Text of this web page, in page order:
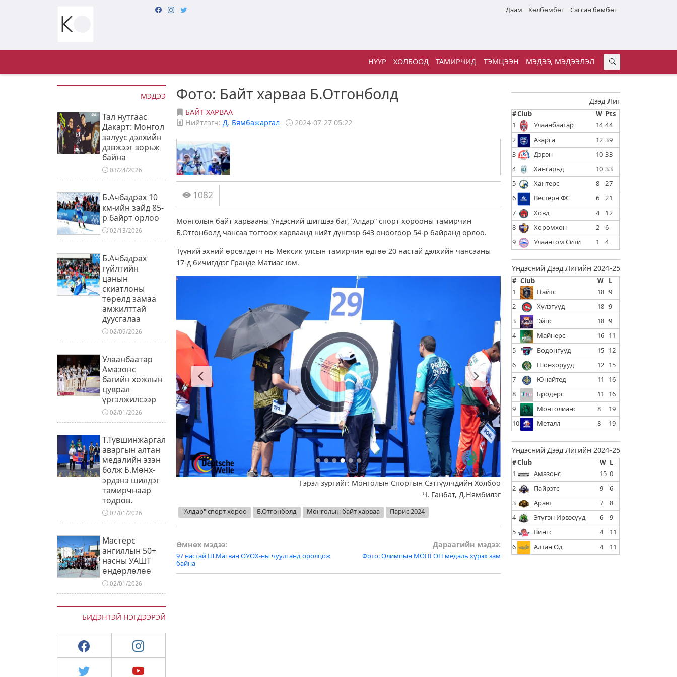
Даам Хөлбөмбөг Сагсан бөмбөг
НҮҮР ХОЛБООД ТАМИРЧИД ТЭМЦЭЭН МЭДЭЭ, МЭДЭЭЛЭЛ
МЭДЭЭ
Тал нутгаас
Дакарт: Монгол
залуус дэлхийн
дэвжээг зорьж
байна
03/24/2026
Б.Ачбадрах 10
км-ийн зайд 85-
р байрт орлоо
02/13/2026
Б.Ачбадрах
гүйлтийн
цанын
скиатлоны
төрөлд замаа
амжилттай
дуусгалаа
02/09/2026
Улаанбаатар
Амазонс
багийн хожлын
цуврал
үргэлжилсээр
02/01/2026
Т.Түвшинжаргал
аваргын алтан
медалийн эзэн
болж Б.Мөнх-
эрдэнэ шилдэг
тамирчнаар
тодров.
02/01/2026
Мастерс
ангиллын 50+
насны УАШТ
өндөрлөлөө
02/01/2026
БИДЭНТЭЙ НЭГДЭЭРЭЙ
Фото: Байт харваа Б.Отгонболд
БАЙТ ХАРВАА
Нийтлэгч:Д. Бямбажаргал 2024-07-27 05:22
1082
Монголын байт харвааны Үндэсний шигшээ баг, “Алдар” спорт хорооны тамирчин
Б.Отгонболд чансаа тогтоох харваанд нийт дүнгээр 643 оноогоор 54-р байранд орлоо.
Түүний эхний өрсөлдөгч нь Мексик улсын тамирчин өдгөө 20 настай дэлхийн чансааны
17-д бичигддэг Гранде Матиас юм.
Гэрэл зургийг: Монголын Спортын Сэтгүүлчдийн Холбоо
Ч. Ганбат, Д.Нямбилэг
"Алдар" спорт хороо Б.Отгонболд Монголын байт харваа Парис 2024
Post
navigation
Өмнөх мэдээ:
97 настай Ш.Магван ОУОХ-ны чуулганд оролцож
байна
Дараагийн мэдээ:
Фото: Олимпын МӨНГӨН медаль хүрэх зам
Дээд Лиг
#Club W Pts
1
Улаанбаатар 14 44
2
Азарга 12 39
3
Дэрэн 10 33
4
Хангарьд 10 33
5
Хантерс 8
27
6
Вестерн ФС 6
21
7
Ховд 4
12
8
Хоромхон 2
6
9
Улаангом Сити 1 4
Үндэсний Дээд Лигийн 2024-25
# Club W L
1
Найтс 18 9
2
Хүлэгүүд 18 9
3
Эйпс 18 9
4
Майнерс 16 11
5
Бодонгууд 15 12
6
Шонхорууд 12 15
7
Юнайтед 11
16
8
Бродерс 11
16
9
Монголианс 8
19
10
Металл 8 19
Үндэсний Дээд Лигийн 2024-25
#Club W L
1
Амазонс 15 0
2
Пайрэтс 9
6
3
Аравт 7
8
4
Этүгэн Ирвэсүүд 6
9
5
Вингс 4
11
6
Алтан Од 4 11